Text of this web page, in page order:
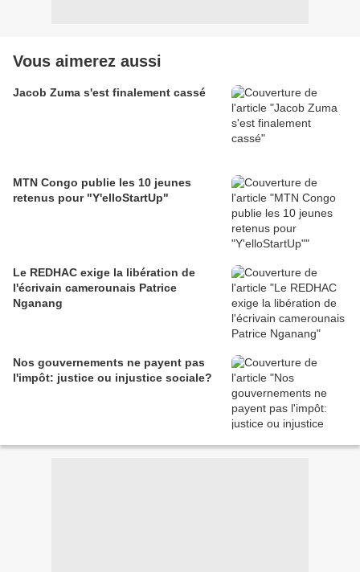
Vous aimerez aussi
Jacob Zuma s'est finalement cassé
MTN Congo publie les 10 jeunes
retenus pour "Y'elloStartUp"
Le REDHAC exige la libération de
l'écrivain camerounais Patrice
Nganang
Nos gouvernements ne payent pas
l'impôt: justice ou injustice sociale?